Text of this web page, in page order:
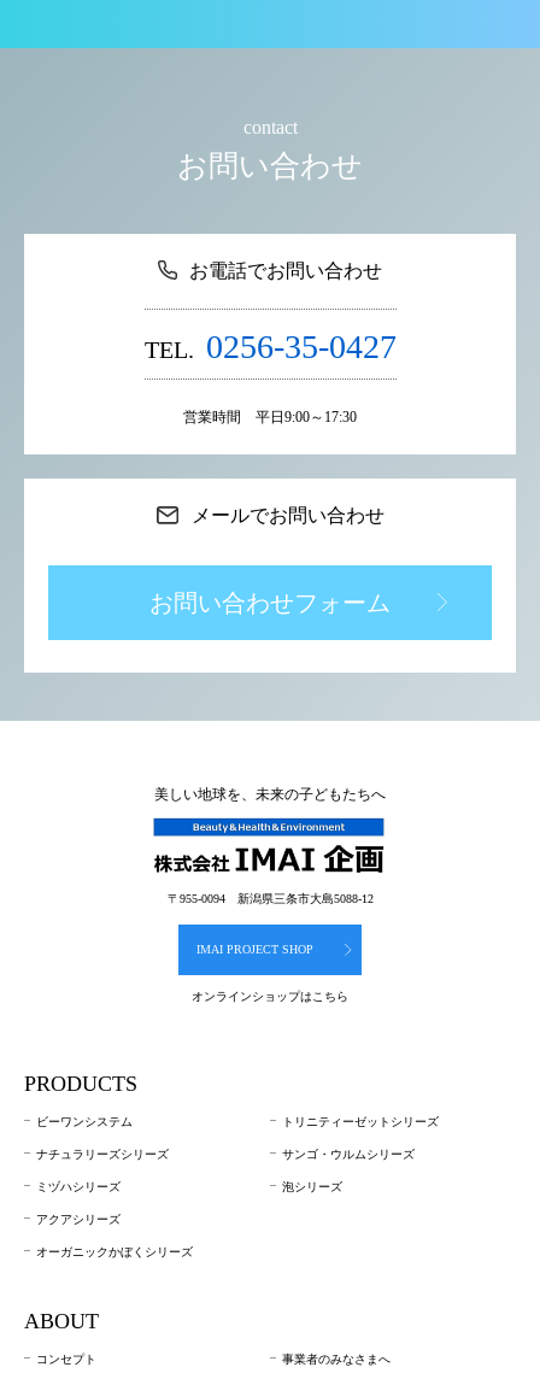
contact
お問い合わせ
お電話でお問い合わせ
TEL. 0256-35-0427
営業時間 平日9:00～17:30
メールでお問い合わせ
お問い合わせフォーム
美しい地球を、未来の子どもたちへ
〒955-0094 新潟県三条市大島5088-12
IMAI PROJECT SHOP
オンラインショップはこちら
PRODUCTS
ビーワンシステム
ナチュラリーズシリーズ
ミヅハシリーズ
アクアシリーズ
オーガニックかぼくシリーズ
トリニティーゼットシリーズ
サンゴ・ウルムシリーズ
泡シリーズ
ABOUT
コンセプト 事業者のみなさまへ